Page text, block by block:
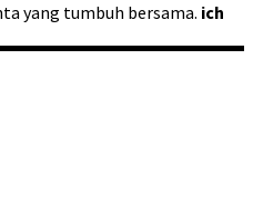
yang tumbuh bersama. ich